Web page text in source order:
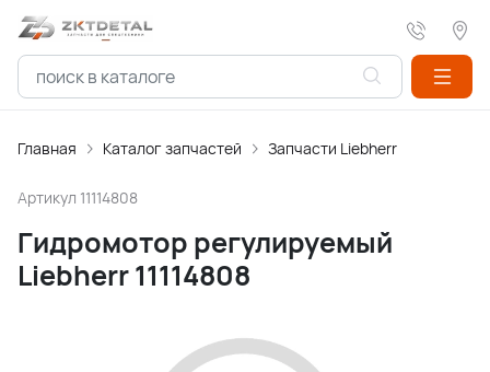
Главная Каталог запчастей Запчасти Liebherr
Артикул 11114808
Гидромотор регулируемый
Liebherr 11114808